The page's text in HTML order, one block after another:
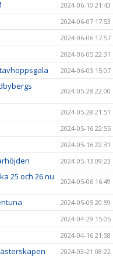
2024-06-10 21:43
2024-06-07 17:53
2024-06-06 17:57
2024-06-05 22:31
2024-06-03 15:07
2024-05-28 22:00
2024-05-28 21:51
2024-05-16 22:55
2024-05-16 22:31
2024-05-13 09:23
25 och 26 nu
2024-05-06 16:49
2024-05-05 20:59
2024-04-29 15:05
2024-04-16 21:58
2024-03-21 08:22